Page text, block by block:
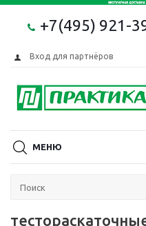
+7(495) 921-
Вход для партнёров
МЕНЮ